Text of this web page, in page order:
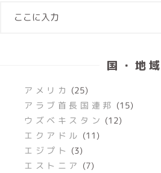
国・地域
アメリカ (25)
アラブ首長国連邦 (15)
ウズベキスタン (12)
エクアドル (11)
エジプト (3)
エストニア (7)